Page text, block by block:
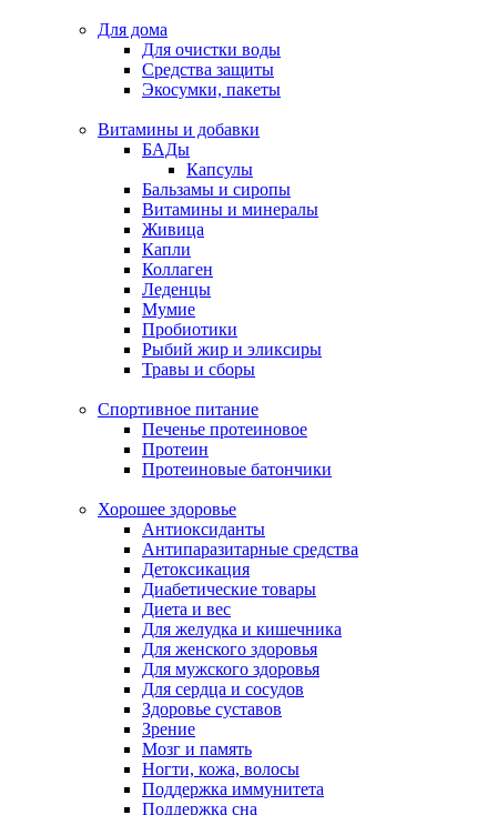
Для дома
Для очистки воды
Средства защиты
Экосумки, пакеты
Витамины и добавки
БАДы
Капсулы
Бальзамы и сиропы
Витамины и минералы
Живица
Капли
Коллаген
Леденцы
Мумие
Пробиотики
Рыбий жир и эликсиры
Травы и сборы
Спортивное питание
Печенье протеиновое
Протеин
Протеиновые батончики
Хорошее здоровье
Антиоксиданты
Антипаразитарные средства
Детоксикация
Диабетические товары
Диета и вес
Для желудка и кишечника
Для женского здоровья
Для мужского здоровья
Для сердца и сосудов
Здоровье суставов
Зрение
Мозг и память
Ногти, кожа, волосы
Поддержка иммунитета
Поддержка сна